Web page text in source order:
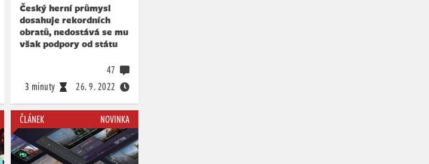
Český herní průmysl
dosahuje rekordních
obratů, nedostává se mu
však podpory od státu
3 minuty 26. 9. 2022
47
ČLÁNEK NOVINKA